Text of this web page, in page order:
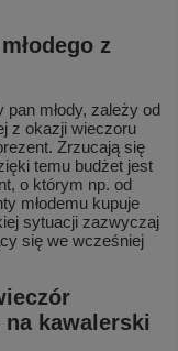
z
pan młody, zależy od
z okazji wieczoru
Zrzucają się
temu budżet jest
o którym np. od
młodemu kupuje
sytuacji zazwyczaj
się we wcześniej
kawalerski